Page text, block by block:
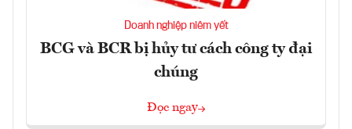
Doanh nghiệp niêm yết
BCG và BCR bị hủy tư cách công ty đại
chúng
Đọc ngay